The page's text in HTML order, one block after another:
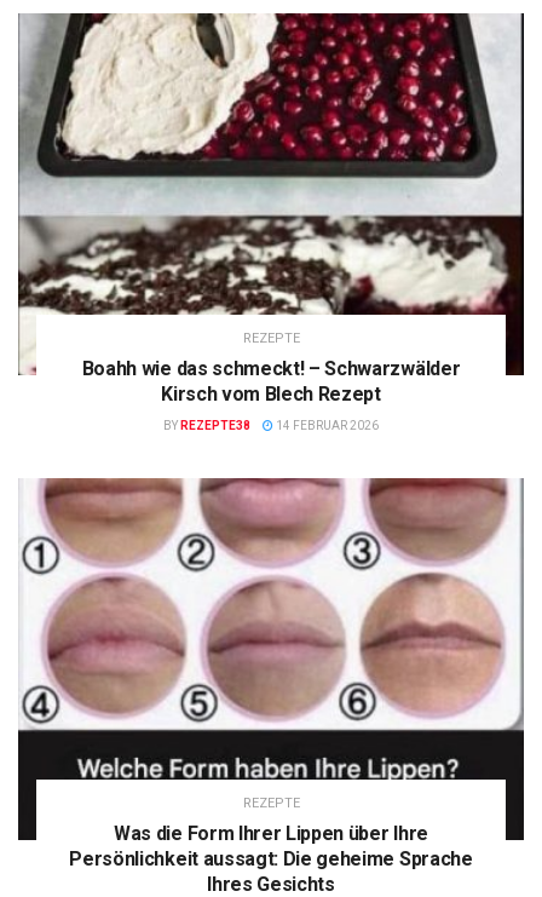
REZEPTE
Boahh wie das schmeckt! – Schwarzwälder
Kirsch vom Blech Rezept
BY REZEPTE38 14 FEBRUAR 2026
REZEPTE
Was die Form Ihrer Lippen über Ihre
Persönlichkeit aussagt: Die geheime Sprache
Ihres Gesichts